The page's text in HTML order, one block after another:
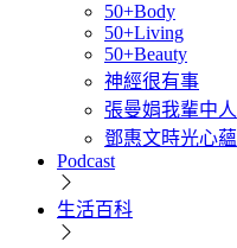
50+Body
50+Living
50+Beauty
神經很有事
張曼娟我輩中人
鄧惠文時光心蘊
Podcast
生活百科